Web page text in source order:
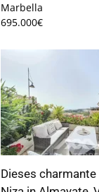
Marbella
695.000€
Dieses